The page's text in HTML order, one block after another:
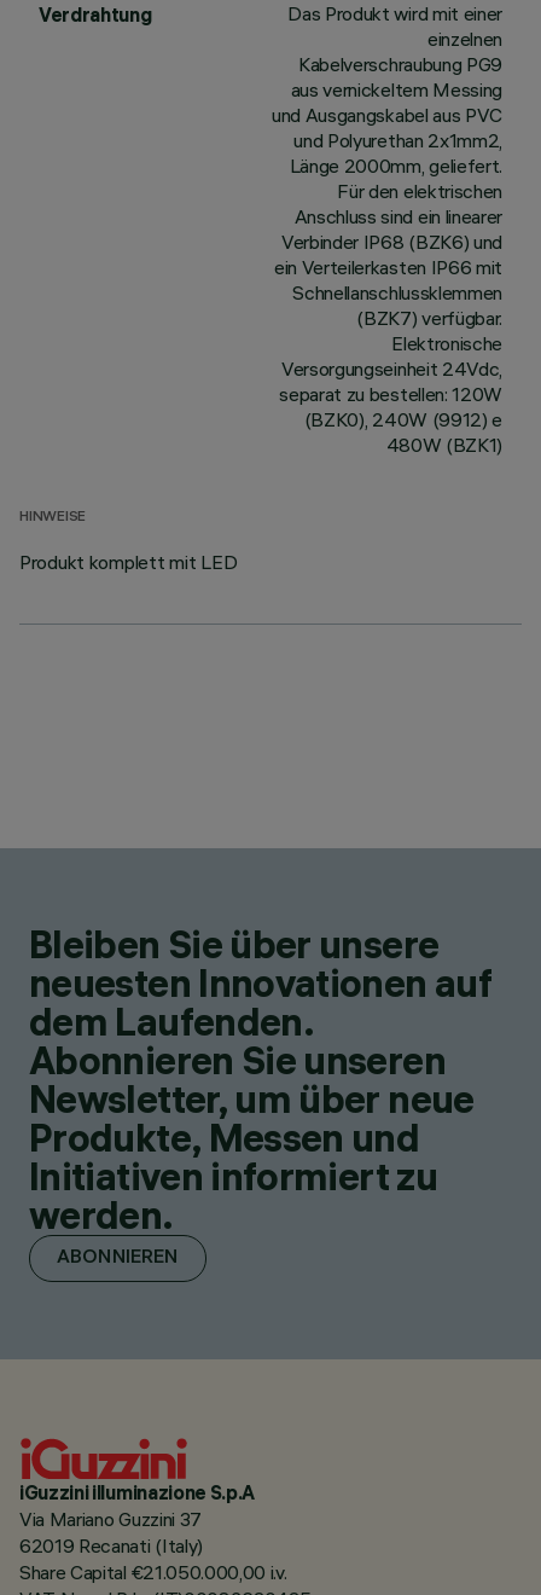
Verdrahtung
Das Produkt wird mit einer
einzelnen
Kabelverschraubung PG9
aus vernickeltem Messing
und Ausgangskabel aus PVC
und Polyurethan 2x1mm2,
Länge 2000mm, geliefert.
Für den elektrischen
Anschluss sind ein linearer
Verbinder IP68 (BZK6) und
ein Verteilerkasten IP66 mit
Schnellanschlussklemmen
(BZK7) verfügbar.
Elektronische
Versorgungseinheit 24Vdc,
separat zu bestellen: 120W
(BZK0), 240W (9912) e
480W (BZK1)
HINWEISE
Produkt komplett mit LED
Bleiben Sie über unsere
neuesten Innovationen auf
dem Laufenden.
Abonnieren Sie unseren
Newsletter, um über neue
Produkte, Messen und
Initiativen informiert zu
werden.
ABONNIEREN
iGuzzini illuminazione S.p.A
Via Mariano Guzzini 37
62019 Recanati (Italy)
Share Capital €21.050.000,00 i.v.